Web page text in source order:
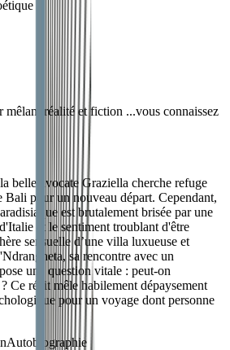
réalité et fiction ...vous connaissez
belle avocate Graziella cherche refuge
Bali pour un nouveau départ. Cependant,
est brutalement brisée par une
et le sentiment troublant d'être
sensuelle d’une villa luxueuse et
sa rencontre avec un
une question vitale : peut-on
Ce récit mêle habilement dépaysement
pour un voyage dont personne
Autobiographie